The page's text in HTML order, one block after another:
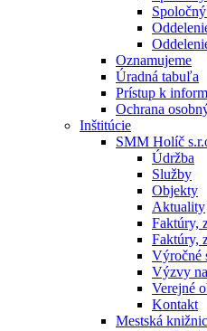
Oznamujeme
Úradná tabuľa
Prístup k
Ochrana
Inštitúcie
SMM Holíč
Údržba
Služby
Objekty
Aktuality
Faktúry,
Faktúry,
Výročné
Výzvy
Verejné
Kontakt
Mestská